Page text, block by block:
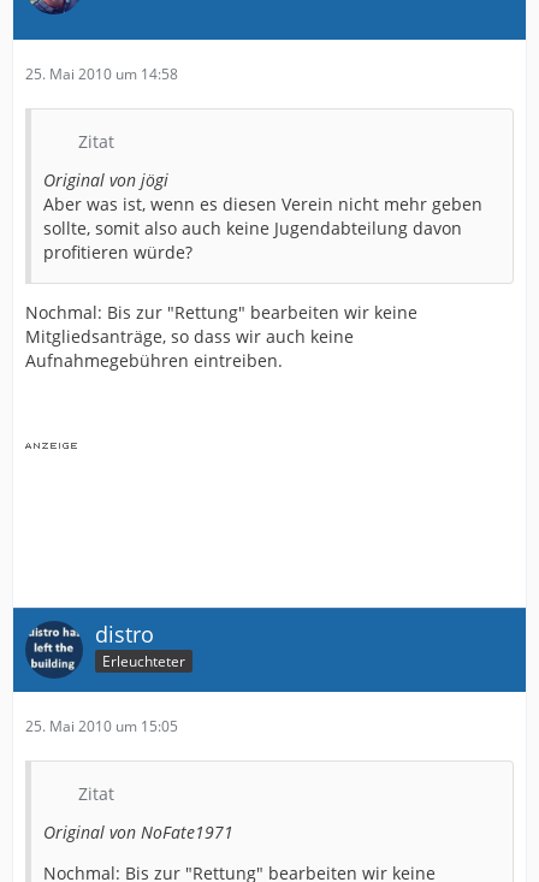
25. Mai 2010 um 14:58
Zitat
Original von jögi
Aber was ist, wenn es diesen Verein nicht mehr geben
sollte, somit also auch keine Jugendabteilung davon
profitieren würde?
Nochmal: Bis zur "Rettung" bearbeiten wir keine
Mitgliedsanträge, so dass wir auch keine
Aufnahmegebühren eintreiben.
distro
Erleuchteter
25. Mai 2010 um 15:05
Zitat
Original von NoFate1971
Nochmal: Bis zur "Rettung" bearbeiten wir keine